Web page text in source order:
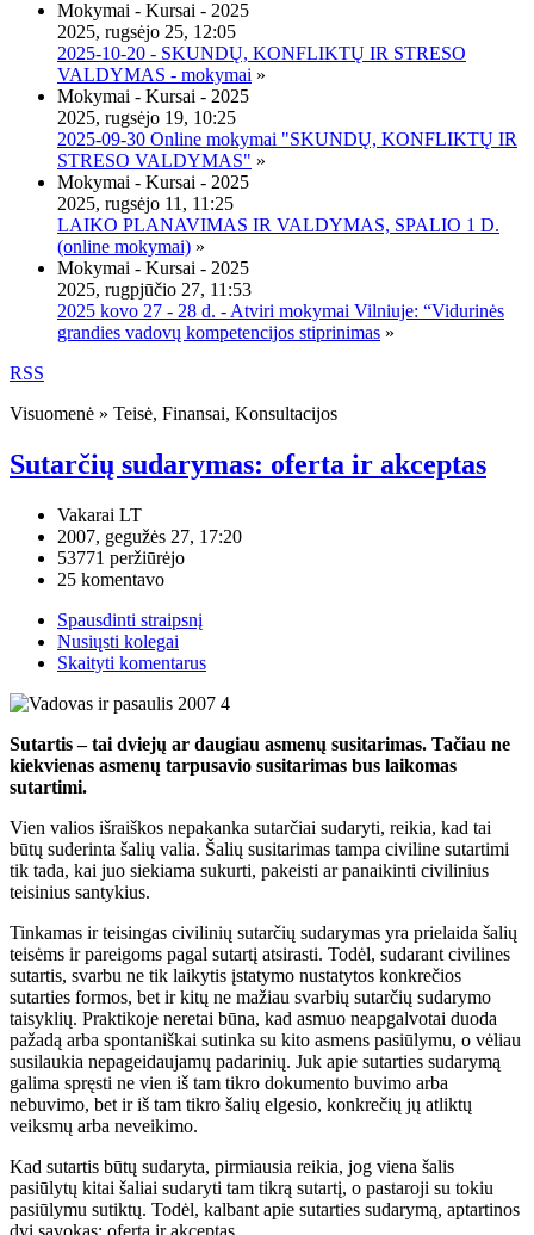
Mokymai - Kursai - 2025
2025, rugsėjo 25, 12:05
2025-10-20 - SKUNDŲ, KONFLIKTŲ IR STRESO
VALDYMAS - mokymai »
Mokymai - Kursai - 2025
2025, rugsėjo 19, 10:25
2025-09-30 Online mokymai "SKUNDŲ, KONFLIKTŲ IR
STRESO VALDYMAS" »
Mokymai - Kursai - 2025
2025, rugsėjo 11, 11:25
LAIKO PLANAVIMAS IR VALDYMAS, SPALIO 1 D.
(online mokymai) »
Mokymai - Kursai - 2025
2025, rugpjūčio 27, 11:53
2025 kovo 27 - 28 d. - Atviri mokymai Vilniuje: “Vidurinės
grandies vadovų kompetencijos stiprinimas »
RSS
Visuomenė » Teisė, Finansai, Konsultacijos
Sutarčių sudarymas: oferta ir akceptas
Vakarai LT
2007, gegužės 27, 17:20
53771 peržiūrėjo
25 komentavo
Spausdinti straipsnį
Nusiųsti kolegai
Skaityti komentarus
Sutartis – tai dviejų ar daugiau asmenų susitarimas. Tačiau ne
kiekvienas asmenų tarpusavio susitarimas bus laikomas
sutartimi.
Vien valios išraiškos nepakanka sutarčiai sudaryti, reikia, kad tai
būtų suderinta šalių valia. Šalių susitarimas tampa civiline sutartimi
tik tada, kai juo siekiama sukurti, pakeisti ar panaikinti civilinius
teisinius santykius.
Tinkamas ir teisingas civilinių sutarčių sudarymas yra prielaida šalių
teisėms ir pareigoms pagal sutartį atsirasti. Todėl, sudarant civilines
sutartis, svarbu ne tik laikytis įstatymo nustatytos konkrečios
sutarties formos, bet ir kitų ne mažiau svarbių sutarčių sudarymo
taisyklių. Praktikoje neretai būna, kad asmuo neapgalvotai duoda
pažadą arba spontaniškai sutinka su kito asmens pasiūlymu, o vėliau
susilaukia nepageidaujamų padarinių. Juk apie sutarties sudarymą
galima spręsti ne vien iš tam tikro dokumento buvimo arba
nebuvimo, bet ir iš tam tikro šalių elgesio, konkrečių jų atliktų
veiksmų arba neveikimo.
Kad sutartis būtų sudaryta, pirmiausia reikia, jog viena šalis
pasiūlytų kitai šaliai sudaryti tam tikrą sutartį, o pastaroji su tokiu
pasiūlymu sutiktų. Todėl, kalbant apie sutarties sudarymą, aptartinos